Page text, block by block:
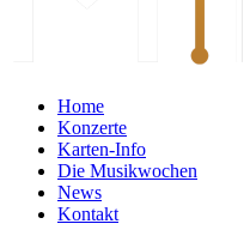
Home
Konzerte
Karten-Info
Die Musikwochen
News
Kontakt